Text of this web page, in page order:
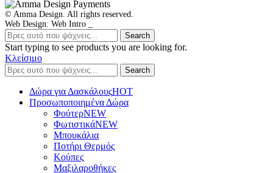
© Amma Design. All rights reserved.
Web Design: Web Intro _
Search
Start typing to see products you are looking for.
Κλείσιμο
Search
Δώρα για ΔασκάλουςHOT
Προσωποποιημένα Δώρα
ΦούτερNEW
ΦωτιστικάNEW
Μπουκάλια
Ποτήρι Θερμός
Κούπες
Μαξιλαροθήκες